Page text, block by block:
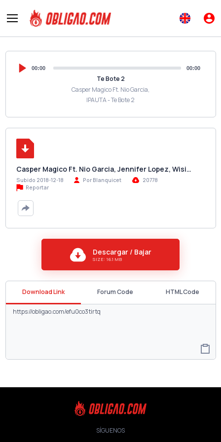
00:00 00:00
Te Bote 2
Casper Magico Ft. Nio Garcia,
IPAUTA - Te Bote 2
Casper Magico Ft. Nio Garcia, Jennifer Lopez, Wisi…
Subido 2018-12-18 Por Blanquicet
20778
Reportar
Descargar / Bajar
SIZE: 16.1 MB
Download Link Forum Code HTML Code
SÍGUENOS